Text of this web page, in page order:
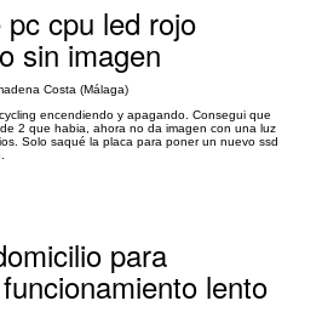
cpu led rojo
sin imagen
Costa (Málaga)
encendiendo y apagando. Consegui que
2 que habia, ahora no da imagen con una luz
Solo saqué la placa para poner un nuevo ssd
para
lento